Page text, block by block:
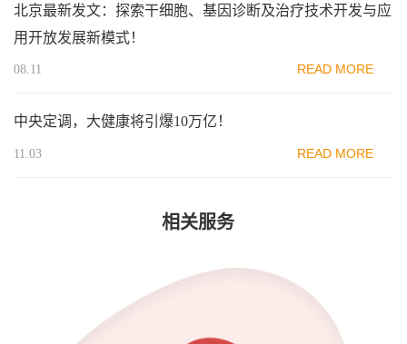
北京最新发文：探索干细胞、基因诊断及治疗技术开发与应
用开放发展新模式！
08.11 READ MORE
中央定调，大健康将引爆10万亿！
11.03 READ MORE
相关服务